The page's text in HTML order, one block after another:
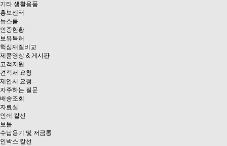
기타 생활용품
홍보센터
뉴스룸
인증현황
보유특허
핵심재질비교
제품영상 & 게시판
고객지원
견적서 요청
제안서 요청
자주하는 질문
배송조회
자료실
인쇄 칼선
보틀
수납용기 및 저금통
인박스 칼선